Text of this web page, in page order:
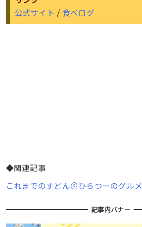
公式サイト / 食べログ
◆関連記事
これまでのすどん＠ひらつーのグルメ
記事内バナー